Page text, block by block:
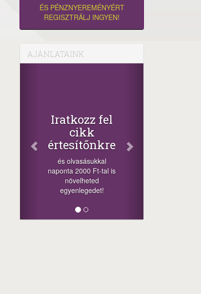
ÉS PÉNZNYEREMÉNYÉRT
REGISZTRÁLJ INGYEN!
AJÁNLATAINK
Iratkozz fel
cikk
értesítőnkre
és olvasásukkal
naponta 2000 Ft-tal is
növelheted
egyenlegedet!